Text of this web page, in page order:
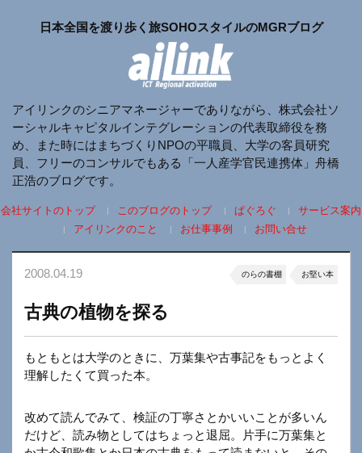
日本全国を渡り歩く旅SOHOスタイルのMGRブログ
アイリンクのシニアマネージャーでありながら、株式会社ソ
ーシャルキャピタルインテグレーションの代表取締役を務
め、また時にはまちづくりNPOの平職員、大学の客員研究
員、フリーのコンサルでもある「一人産学官民連携体」舟橋
正浩のブログです。
会社サイトのトップ このブログのトップ ぱぐろぐ
サービス案内
アイリンクのこと
お仕事事例 お問い合せ
2008.04.19 のらの書棚 お堅い本
古典の植物を探る
もともとは大学のときに、万葉集や古事記をもっとよく
理解したくて買った本。
改めて読んでみて、検証の丁寧さとかいいことが多いん
だけど、読み物としてはちょっと退屈。片手に万葉集と